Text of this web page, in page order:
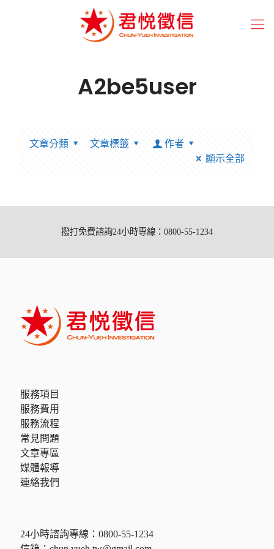
A2be5user
文章分類 文章標籤
作者
顯示全部
撥打免費諮詢24小時專線：0800-55-1234
服務項目
服務費用
服務流程
常見問題
文章專區
媒體報導
連絡我們
24小時諮詢專線： 0800-55-1234